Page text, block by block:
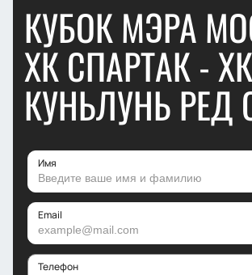
КУБОК МЭРА
ХК СПАРТАК - ХК
КУНЬЛУНЬ РЕД
Имя
Email
Телефон